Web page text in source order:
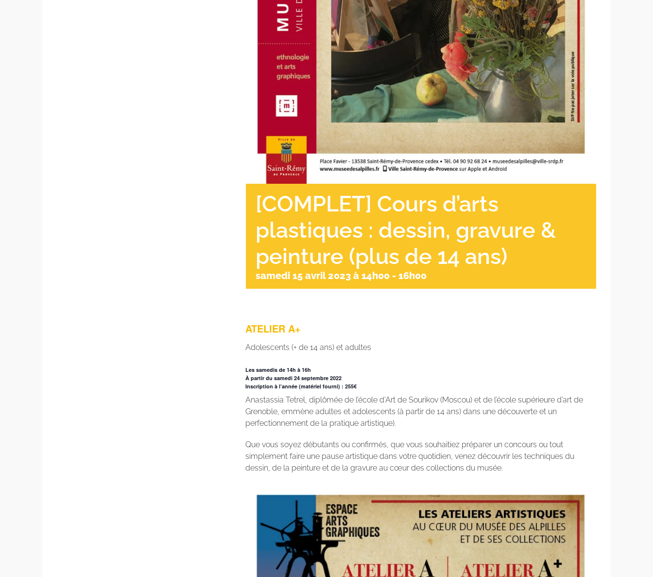
[COMPLET] Cours d’arts
plastiques : dessin, gravure &
peinture (plus de 14 ans)
samedi 15 avril 2023 à 14h00- 16h00
ATELIER A+
Adolescents (+ de 14 ans) et adultes
Les samedis de 14h à 16h
À partir du samedi 24 septembre 2022
Inscription à l’année (matériel fourni) : 255€
Anastassia Tetrel, diplômée de l’école d’Art de Sourikov (Moscou) et de l’école supérieure d’art de
Grenoble, emmène adultes et adolescents (à partir de 14 ans) dans une découverte et un
perfectionnement de la pratique artistique).
Que vous soyez débutants ou confirmés, que vous souhaitiez préparer un concours ou tout
simplement faire une pause artistique dans votre quotidien, venez découvrir les techniques du
dessin, de la peinture et de la gravure au cœur des collections du musée.